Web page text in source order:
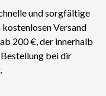
und sorgfältige
Versand
200 €, der innerhalb
bei dir